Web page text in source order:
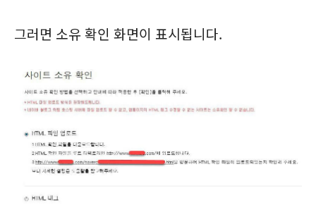
그러면 소유 확인 화면이 표시됩니다.